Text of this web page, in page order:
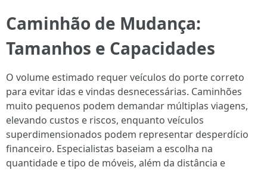
Caminhão de Mudança:
Tamanhos e Capacidades
O volume estimado requer veículos do porte correto
para evitar idas e vindas desnecessárias. Caminhões
muito pequenos podem demandar múltiplas viagens,
elevando custos e riscos, enquanto veículos
superdimensionados podem representar desperdício
financeiro. Especialistas baseiam a escolha na
quantidade e tipo de móveis, além da distância e